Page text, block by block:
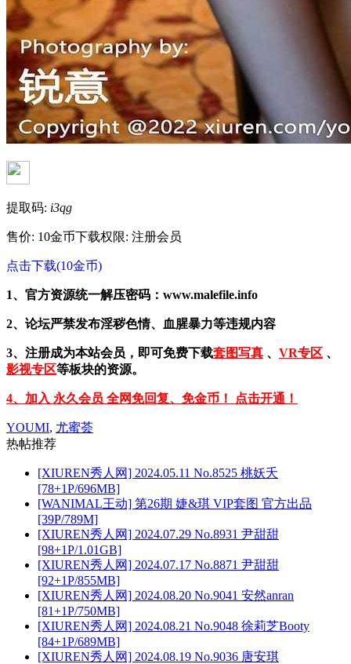
提取码: i3qg
售价: 10金币下载权限: 注册会员
点击下载(10金币)
1、官方资源统一解压密码：www.malefile.info
2、论坛严禁发布淫秽色情、血腥暴力等违规内容
3、注册成为本站会员，即可免费下载套图写真 、 VR专区 、
影视专区等板块的资源。
4、加入 永久会员 全网免回复、免金币！ 点击开通！
YOUMI, 尤蜜荟
热帖推荐
[XIUREN秀人网] 2024.05.11 No.8525 桃妖夭
[78+1P/696MB]
[WANIMAL王动] 第26期 婕&琪 VIP套图 官方出品
[39P/789M]
[XIUREN秀人网] 2024.07.29 No.8931 尹甜甜
[98+1P/1.01GB]
[XIUREN秀人网] 2024.07.17 No.8871 尹甜甜
[92+1P/855MB]
[XIUREN秀人网] 2024.08.20 No.9041 安然anran
[81+1P/750MB]
[XIUREN秀人网] 2024.08.21 No.9048 徐莉芝Booty
[84+1P/689MB]
[XIUREN秀人网] 2024.08.19 No.9036 唐安琪